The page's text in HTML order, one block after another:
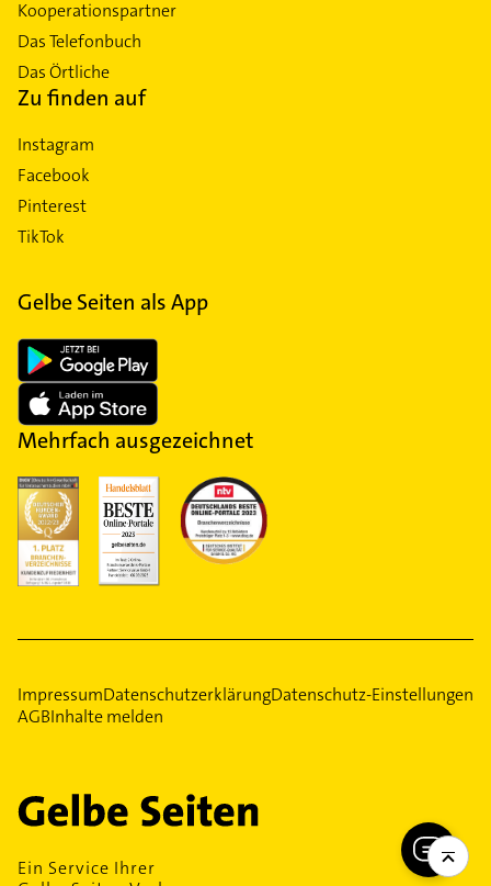
Kooperationspartner
Das Telefonbuch
Das Örtliche
Zu finden auf
Instagram
Facebook
Pinterest
TikTok
Gelbe Seiten als App
Mehrfach ausgezeichnet
ImpressumDatenschutzerklärungDatenschutz-Einstellungen
AGBInhalte melden
Ein Service Ihrer